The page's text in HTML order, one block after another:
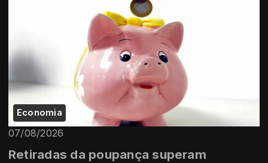
Economia
07/08/2026
Retiradas da poupança superam